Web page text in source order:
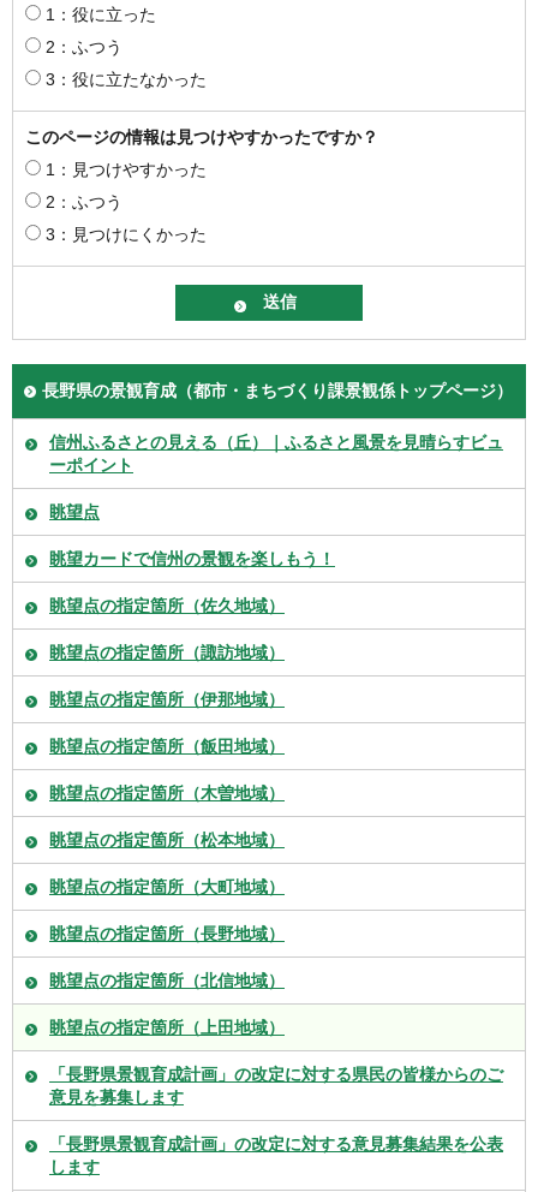
1：役に立った
2：ふつう
3：役に立たなかった
このページの情報は見つけやすかったですか？
1：見つけやすかった
2：ふつう
3：見つけにくかった
長野県の景観育成（都市・まちづくり課景観係トップページ）
信州ふるさとの見える（丘）｜ふるさと風景を見晴らすビュ
ーポイント
眺望点
眺望カードで信州の景観を楽しもう！
眺望点の指定箇所（佐久地域）
眺望点の指定箇所（諏訪地域）
眺望点の指定箇所（伊那地域）
眺望点の指定箇所（飯田地域）
眺望点の指定箇所（木曽地域）
眺望点の指定箇所（松本地域）
眺望点の指定箇所（大町地域）
眺望点の指定箇所（長野地域）
眺望点の指定箇所（北信地域）
眺望点の指定箇所（上田地域）
「長野県景観育成計画」の改定に対する県民の皆様からのご
意見を募集します
「長野県景観育成計画」の改定に対する意見募集結果を公表
します